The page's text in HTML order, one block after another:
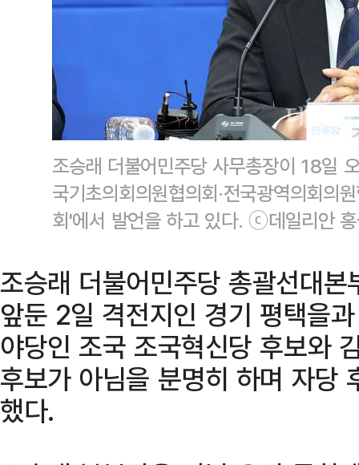
조승래 더불어민주당 사무총장이 18일
국기초의회의원협의회·전국광역의회의
회'에서 발언을 하고 있다. ⓒ데일리안
조승래 더불어민주당 총괄선대
앞둔 2일 격전지인 경기 평택을
야당인 조국 조국혁신당 후보와
후보가 아님을 분명히 하며 자당
했다.